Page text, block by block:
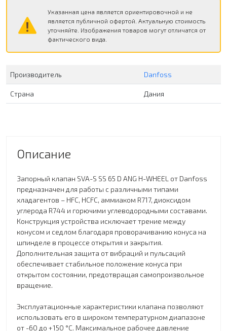
Указанная цена является ориентировочной и не
является публичной офертой. Актуальную стоимость
уточняйте. Изображения товаров могут отличатся от
фактического вида.
Производитель Danfoss
Страна Дания
Описание
Запорный клапан SVA-S SS 65 D ANG H-WHEEL от Danfoss
предназначен для работы с различными типами
хладагентов – HFC, HCFC, аммиаком R717, диоксидом
углерода R744 и горючими углеводородными составами.
Конструкция устройства исключает трение между
конусом и седлом благодаря проворачиванию конуса на
шпинделе в процессе открытия и закрытия.
Дополнительная защита от вибраций и пульсаций
обеспечивает стабильное положение конуса при
открытом состоянии, предотвращая самопроизвольное
вращение.
Эксплуатационные характеристики клапана позволяют
использовать его в широком температурном диапазоне
от -60 до +150 °C. Максимальное рабочее давление